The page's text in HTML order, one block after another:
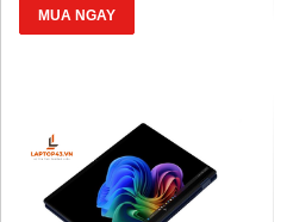
dụng hoặcHD Saison chỉ từ
1%/tháng, thủ tục đơn giản.
Sinh viên và khách hàng ở xa
cùng cơ hội nhận Voucher
giảm đến 500.000đ.
MUA NGAY